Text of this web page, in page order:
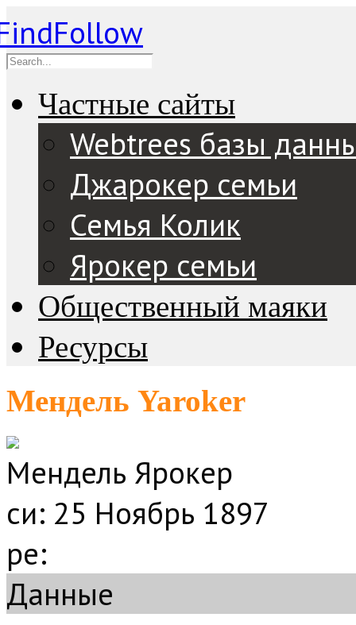
Частные сайты
Webtrees базы
Джарокер семьи
Семья Колик
Ярокер семьи
Общественный маяки
Ресурсы
Мендель Yaroker
Мендель Ярокер
си: 25 Ноябрь 1897
ре:
Данные